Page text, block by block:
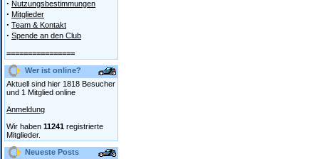
· Nutzungsbestimmungen
· Mitglieder
· Team & Kontakt
· Spende an den Club
================
Wer ist online?
Aktuell sind hier 1818 Besucher
und 1 Mitglied online
Anmeldung
Wir haben 11241 registrierte
Mitglieder.
Neueste Posts